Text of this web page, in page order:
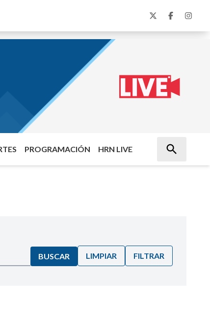
PROGRAMACIÓN HRN LIVE
BUSCAR LIMPIAR FILTRAR